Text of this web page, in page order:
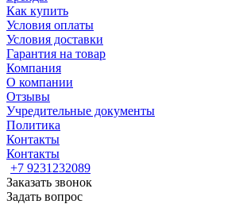
Как купить
Условия оплаты
Условия доставки
Гарантия на товар
Компания
О компании
Отзывы
Учредительные документы
Политика
Контакты
Контакты
+7 9231232089
Заказать звонок
Задать вопрос